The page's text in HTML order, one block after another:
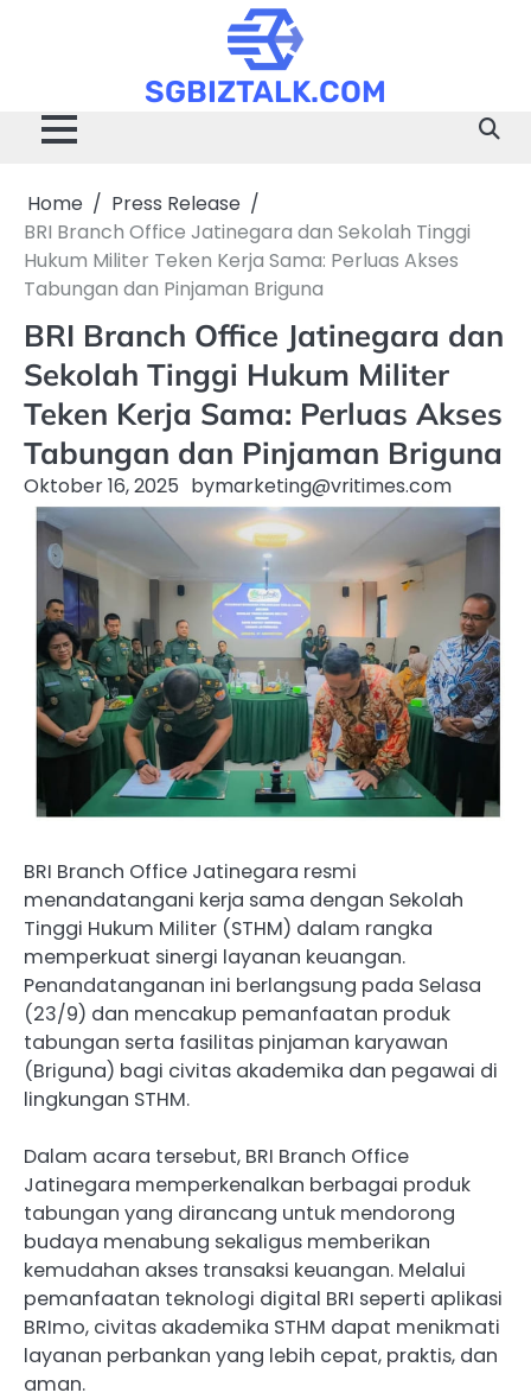
SGBIZTALK.COM
Home
Press Release
BRI Branch Office Jatinegara dan Sekolah Tinggi
Hukum Militer Teken Kerja Sama: Perluas Akses
Tabungan dan Pinjaman Briguna
BRI Branch Office Jatinegara dan
Sekolah Tinggi Hukum Militer
Teken Kerja Sama: Perluas Akses
Tabungan dan Pinjaman Briguna
Oktober 16, 2025 bymarketing@vritimes.com
BRI Branch Office Jatinegara resmi
menandatangani kerja sama dengan Sekolah
Tinggi Hukum Militer (STHM) dalam rangka
memperkuat sinergi layanan keuangan.
Penandatanganan ini berlangsung pada Selasa
(23/9) dan mencakup pemanfaatan produk
tabungan serta fasilitas pinjaman karyawan
(Briguna) bagi civitas akademika dan pegawai di
lingkungan STHM.
Dalam acara tersebut, BRI Branch Office
Jatinegara memperkenalkan berbagai produk
tabungan yang dirancang untuk mendorong
budaya menabung sekaligus memberikan
kemudahan akses transaksi keuangan. Melalui
pemanfaatan teknologi digital BRI seperti aplikasi
BRImo, civitas akademika STHM dapat menikmati
layanan perbankan yang lebih cepat, praktis, dan
aman.